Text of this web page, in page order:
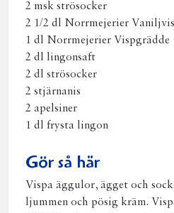
2 msk strösocker
2 1/2 dl Norrmejerier
1 dl Norrmejerier Vispgrädde
2 dl lingonsaft
2 dl strösocker
2 stjärnanis
2 apelsiner
1 dl frysta lingon
Gör så här
Vispa äggulor, ägget och
ljummen och pösig kräm.